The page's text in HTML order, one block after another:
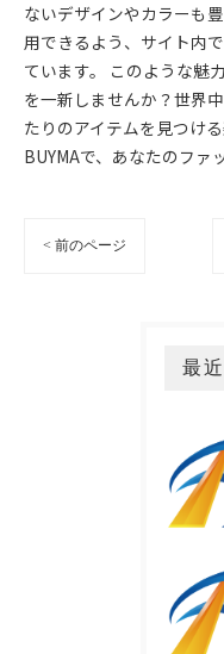
ないデザインやカラーも
用できるよう、サイト内
ています。 このような魅
を一新しませんか？世界
たりのアイテムを見つけ
BUYMAで、あなたのファ
< 前のページ
最